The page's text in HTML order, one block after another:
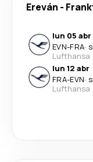
Ereván -
lun 05 abr
EVN-FRA·
Lufthansa
lun 12 abr
FRA-EVN·
Lufthansa